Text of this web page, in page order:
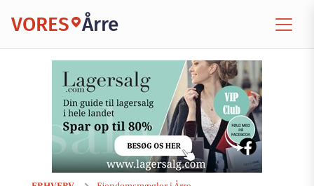
VORES Årre